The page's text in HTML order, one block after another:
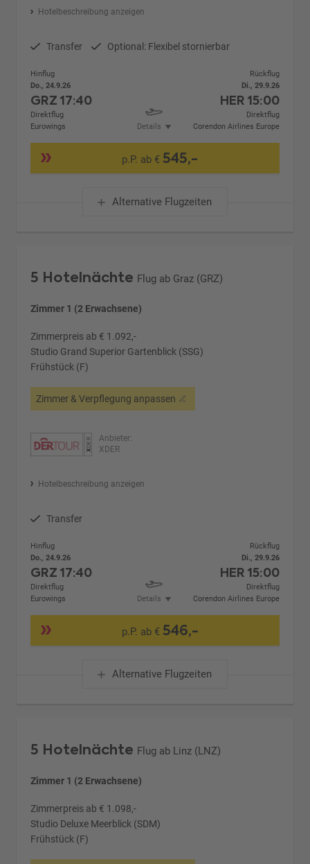
Hotelbeschreibung anzeigen
Transfer Optional: Flexibel stornierbar
Hinflug
Do., 24.9.26
GRZ17:40
Direktflug
Eurowings
Details
Rückflug
Di., 29.9.26
HER 15:00
Direktflug
Corendon Airlines Europe
p.P. ab € 545,-
Alternative Flugzeiten
5 Hotelnächte Flug ab Graz (GRZ)
Zimmer 1 (2 Erwachsene)
Zimmerpreis ab € 1.092,-
Studio Grand Superior Gartenblick (SSG)
Frühstück (F)
Zimmer & Verpflegung anpassen
Anbieter:
XDER
Hotelbeschreibung anzeigen
Transfer
Hinflug
Do., 24.9.26
GRZ17:40
Direktflug
Eurowings
Details
Rückflug
Di., 29.9.26
HER 15:00
Direktflug
Corendon Airlines Europe
p.P. ab € 546,-
Alternative Flugzeiten
5 Hotelnächte Flug ab Linz (LNZ)
Zimmer 1 (2 Erwachsene)
Zimmerpreis ab € 1.098,-
Studio Deluxe Meerblick (SDM)
Frühstück (F)